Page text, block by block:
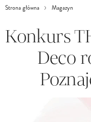
Strona główna Magazyn
Konkurs
Deco